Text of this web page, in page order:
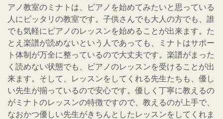
アノ教室のミナトは、ピアノを始めてみたいと思っている
人にピッタリの教室です。子供さんでも大人の方でも、誰
でも気軽にピアノのレッスンを始めることが出来ます。た
とえ楽譜が読めないという人であっても、ミナトはサポー
ト体制が万全に整っているので大丈夫です。楽譜がまった
く読めない状態でも、ピアノのレッスンを受けることが出
来ます。そして、レッスンをしてくれる先生たちも、優し
い先生が揃っているので安心です。優しく丁寧に教えるの
がミナトのレッスンの特徴ですので、教えるのが上手で、
なおかつ優しい先生がきちんとしたレッスンをしてくれま